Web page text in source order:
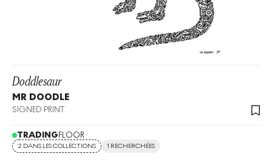
Doddlesaur
MR DOODLE
SIGNED PRINT
TRADINGFLOOR
2 DANS LES COLLECTIONS 1 RECHERCHÉES